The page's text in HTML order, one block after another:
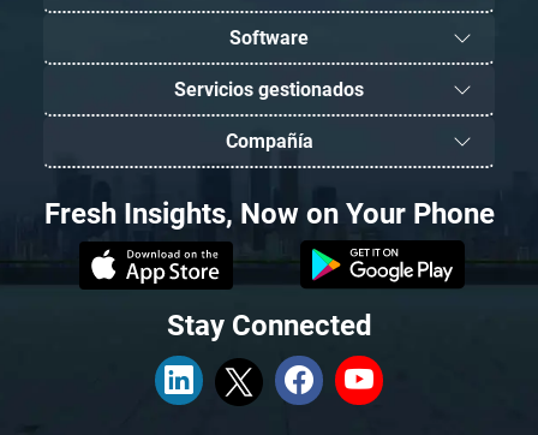
Software
Servicios gestionados
Compañía
Fresh Insights, Now on Your Phone
Stay Connected